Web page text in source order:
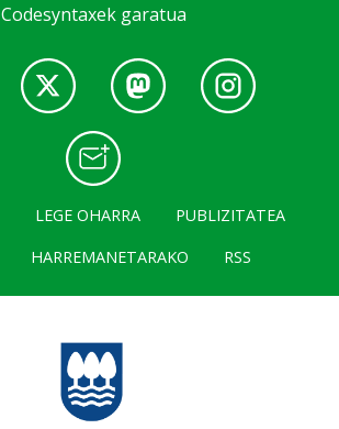
Codesyntaxek garatua
LEGE OHARRA
PUBLIZITATEA
HARREMANETARAKO RSS